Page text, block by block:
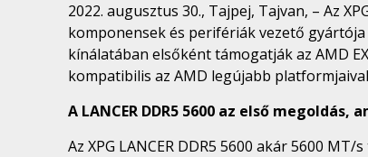
2022. augusztus 30., Tajpej, Tajvan, – Az
komponensek és perifériák vezető gyártója
kínálatában elsőként támogatják az AMD
kompatibilis az AMD legújabb
A LANCER DDR5 5600 az első
Az XPG LANCER DDR5 5600 akár 5600